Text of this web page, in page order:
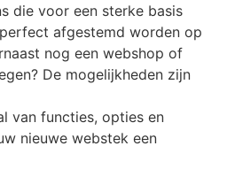
die voor een sterke basis
afgestemd worden op
nog een webshop of
De mogelijkheden zijn
van functies, opties en
nieuwe webstek een